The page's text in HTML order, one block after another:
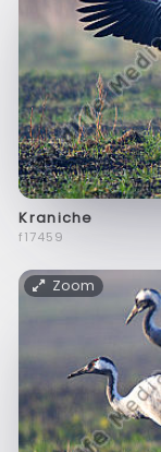
Kraniche
f17459
Zoom